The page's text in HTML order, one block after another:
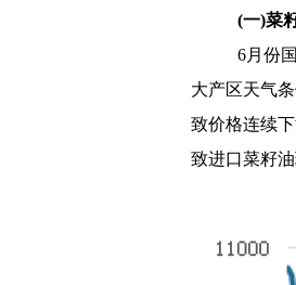
(一)菜
6月份
大产区天气
致价格连续
致进口菜籽油